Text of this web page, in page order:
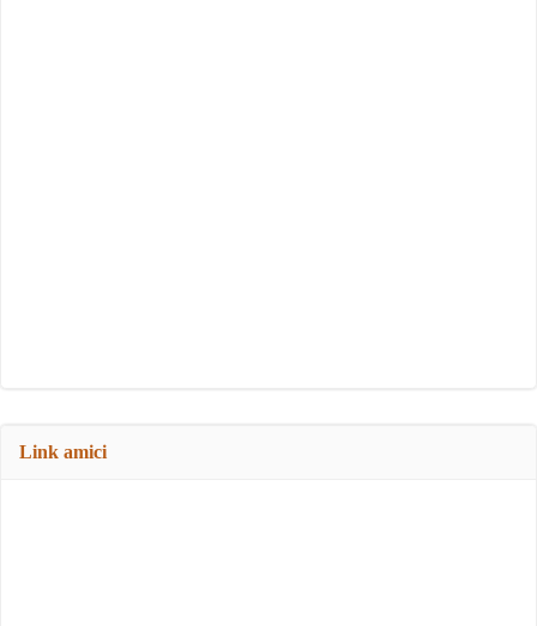
Link amici